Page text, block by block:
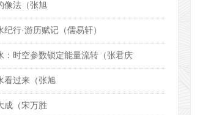
像法（张旭
纪行·游历赋记（儒易轩）
：时空参数锁定能量流转（张君庆
看过来（张旭
成（宋万胜